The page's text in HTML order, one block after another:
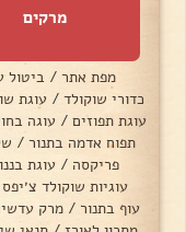
מרקים
מפת אתר / ביטול
כדורי שוקולד / עוגת
עוגת תפוזים / עוגה
תפוח אדמה בתנור /
פריקסה / עוגת
עוגיות שוקולד צ׳יפס
עוף בתנור / מרק